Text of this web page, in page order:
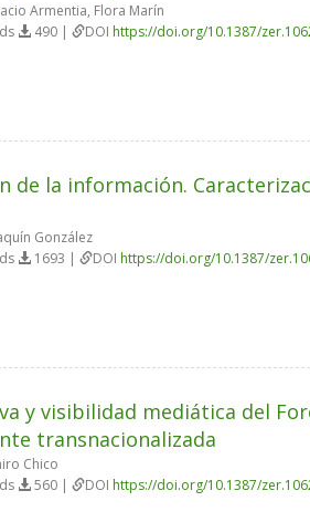
Armentia, Flora Marín
490 | DOI https://doi.org/10.1387/
de la información.
González
1693 | DOI https://doi.org/10.1387/
y visibilidad mediática del
transnacionalizada
Chico
560 | DOI https://doi.org/10.1387/